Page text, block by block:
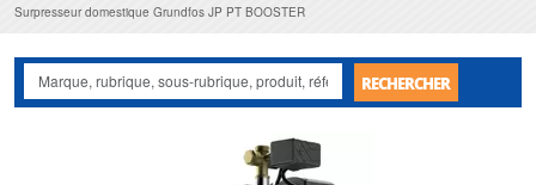
Surpresseur domestique Grundfos JP PT BOOSTER
RECHERCHER